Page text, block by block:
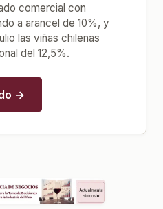
comercial con
a arancel de 10%, y
las viñas chilenas
del 12,5%.
→